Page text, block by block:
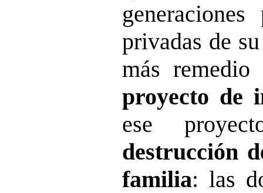
privadas de
más
proyecto de
ese
destrucción
familia: las